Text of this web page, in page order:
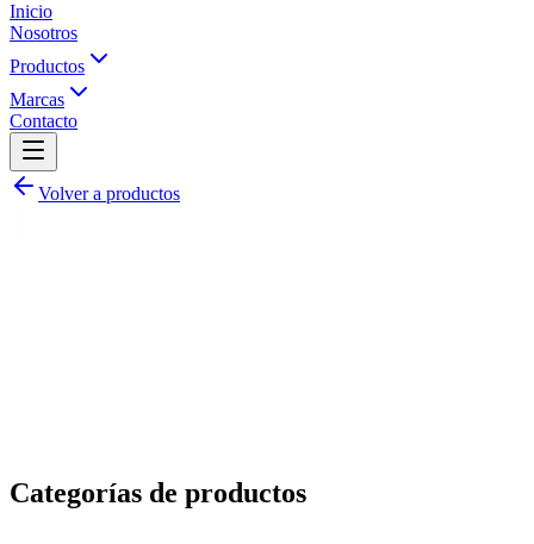
Inicio
Nosotros
Productos
Marcas
Contacto
Volver a productos
Categorías de productos